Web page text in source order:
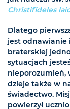
Christifideles
Dlatego
jest odnawianie
braterskiej
sytuacjach
nieporozumień,
dzieje także w
świadectwo.
powierzył